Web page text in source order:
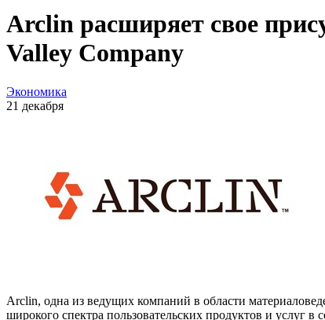
Arclin расширяет свое
Valley Company
Экономика
21 декабря
Arclin, одна из ведущих компаний в области
широкого спектра пользовательских продуктов и услуг